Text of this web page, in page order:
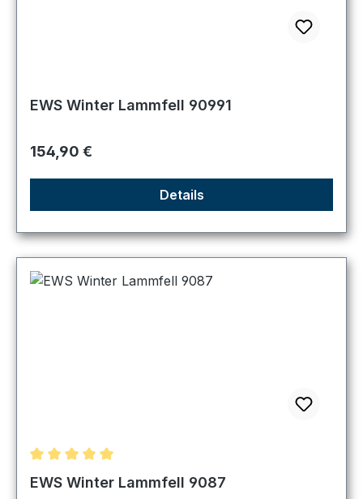
EWS Winter Lammfell 90991
Regulärer Preis:
154,90 €
Details
Durchschnittliche Bewertung von 5 von 5 Sternen
EWS Winter Lammfell 9087